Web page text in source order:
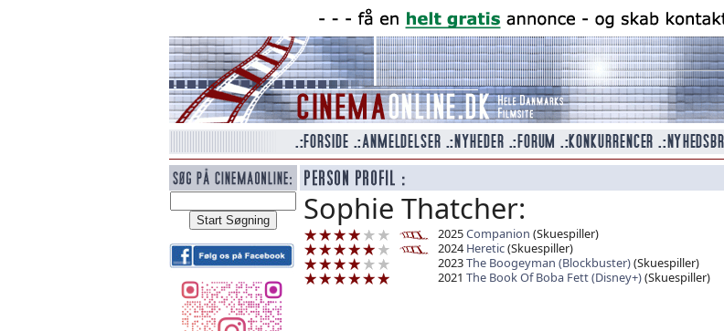
Sophie Thatcher:
2025Companion (Skuespiller)
2024 Heretic(Skuespiller)
2023The Boogeyman (Blockbuster)(Skuespiller)
2021 The Book Of Boba Fett (Disney+)(Skuespiller)